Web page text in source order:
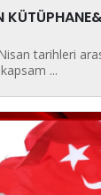
tarihleri
...